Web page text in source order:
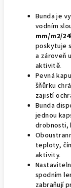
Bunda je
vodním
mm/m2/
poskytuje
a zároveň
aktivitě.
Pevná
šňůrku
zajistí
Bunda
jednou
drobnosti,
teploty,
aktivity.
spodním
zabraňují